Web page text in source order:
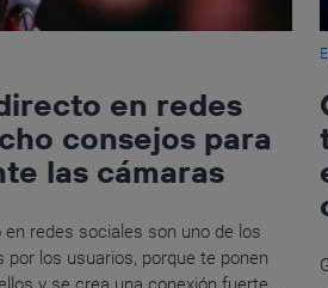
en redes
consejos para
las cámaras
redes sociales son uno de los
los usuarios, porque te ponen